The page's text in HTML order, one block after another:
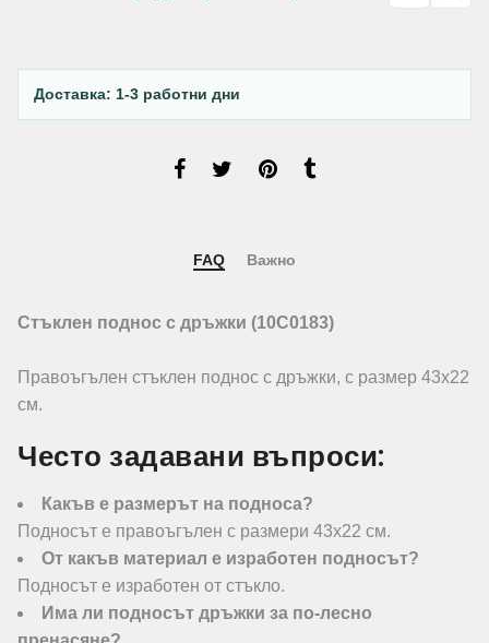
Доставка: 1-3 работни дни
FAQ Важно
Стъклен поднос с дръжки (10C0183)
Правоъгълен стъклен поднос с дръжки, с размер 43х22
см.
Често задавани въпроси:
Какъв е размерът на подноса?
Подносът е правоъгълен с размери 43х22 см.
От какъв материал е изработен подносът?
Подносът е изработен от стъкло.
Има ли подносът дръжки за по-лесно